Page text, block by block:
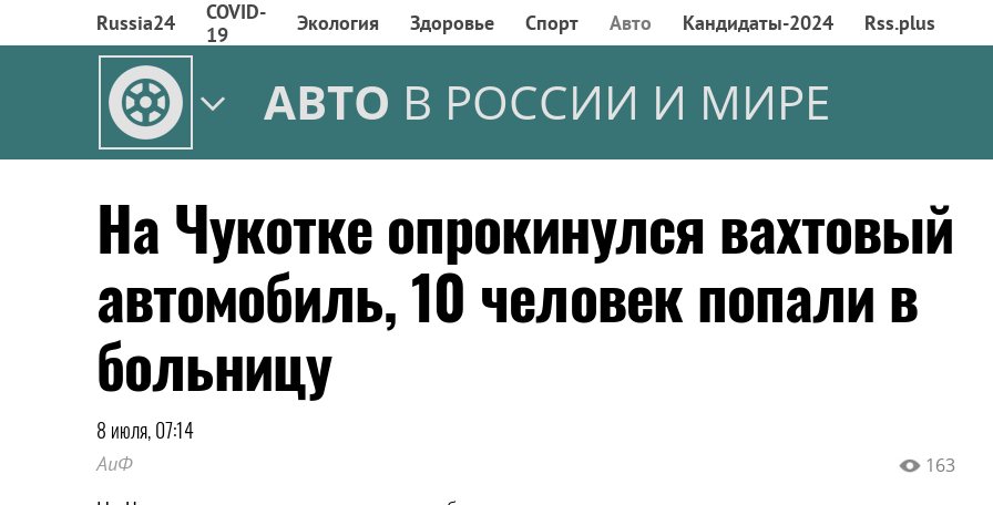
Russia24
COVID-
19
Экология Здоровье Спорт Авто Кандидаты-2024 Rss.plus
АВТО В РОССИИ И МИРЕ
На Чукотке опрокинулся вахтовый
автомобиль, 10 человек попали в
больницу
8 июля, 07:14
АиФ 163